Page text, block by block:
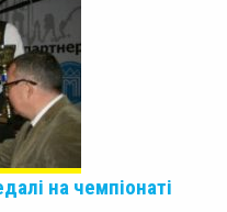
на чемпіонаті